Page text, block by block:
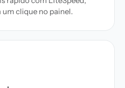
clique no painel.